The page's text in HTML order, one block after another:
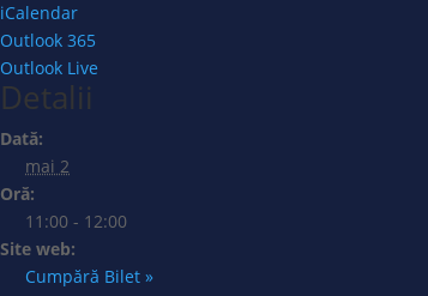
iCalendar
Outlook 365
Outlook Live
Detalii
Dată:
mai 2
Oră:
11:00 - 12:00
Site web:
Cumpără Bilet »